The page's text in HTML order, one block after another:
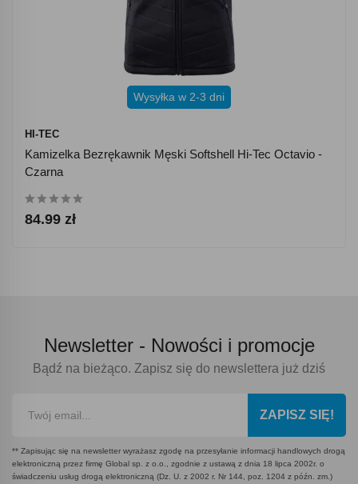
Wysyłka w 2-3 dni
HI-TEC
Kamizelka Bezrękawnik Męski Softshell Hi-Tec Octavio -
Czarna
84.99 zł
Newsletter - Nowości i promocje
Bądź na bieżąco. Zapisz się do newslettera już dziś
ZAPISZ SIĘ!
** Zapisując się na newsletter wyrażasz zgodę na przesyłanie informacji handlowych drogą
elektroniczną przez firmę Global sp. z o.o., zgodnie z ustawą z dnia 18 lipca 2002r. o
świadczeniu usług drogą elektroniczną (Dz. U. z 2002 r. Nr 144, poz. 1204 z późn. zm.)